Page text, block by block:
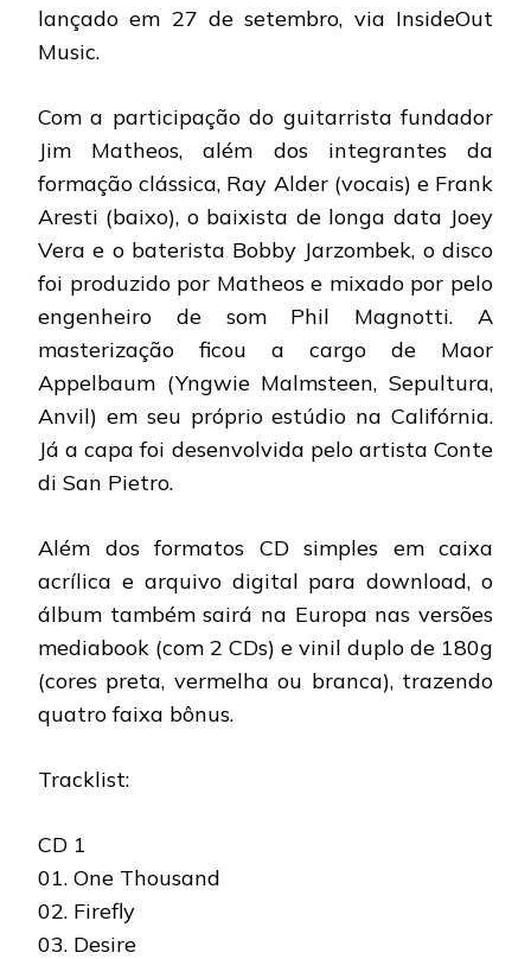
lançado em 27 de setembro, via InsideOut
Music.
Com a participação do guitarrista fundador
Jim Matheos, além dos integrantes da
formação clássica, Ray Alder (vocais) e Frank
Aresti (baixo), o baixista de longa data Joey
Vera e o baterista Bobby Jarzombek, o disco
foi produzido por Matheos e mixado por pelo
engenheiro de som Phil Magnotti. A
masterização ficou a cargo de Maor
Appelbaum (Yngwie Malmsteen, Sepultura,
Anvil) em seu próprio estúdio na Califórnia.
Já a capa foi desenvolvida pelo artista Conte
di San Pietro.
Além dos formatos CD simples em caixa
acrílica e arquivo digital para download, o
álbum também sairá na Europa nas versões
mediabook (com 2 CDs) e vinil duplo de 180g
(cores preta, vermelha ou branca), trazendo
quatro faixa bônus.
Tracklist:
CD 1
01. One Thousand
02. Firefly
03. Desire